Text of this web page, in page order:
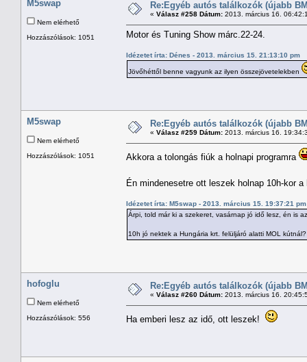
M5swap
Nem elérhető
Hozzászólások: 1051
Re:Egyéb autós találkozók (újabb
« Válasz #258 Dátum: 2013. március 16.
Motor és Tuning Show márc.22-24.
Idézetet írta: Dénes - 2013. március 15. 21:13:10 pm
Jövőhéttől benne vagyunk az ilyen összejövetelekben
M5swap
Nem elérhető
Hozzászólások: 1051
Re:Egyéb autós találkozók (újabb
« Válasz #259 Dátum: 2013. március 16.
Akkora a tolongás fiúk a holnapi programra
Én mindenesetre ott leszek holnap 10h-kor
Idézetet írta: M5swap - 2013. március 15. 19:37:21 pm
Árpi, told már ki a szekeret, vasárnap jó idő lesz, én is
10h jó nektek a Hungária krt. felüljáró alatti MOL kútnál?
hofoglu
Nem elérhető
Hozzászólások: 556
Re:Egyéb autós találkozók (újabb
« Válasz #260 Dátum: 2013. március 16.
Ha emberi lesz az idő, ott leszek!